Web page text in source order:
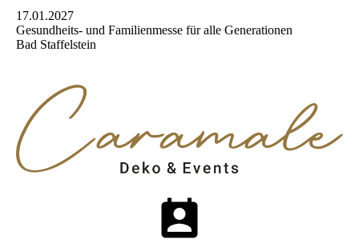
17.01.2027
Gesundheits- und Familienmesse für alle Generationen
Bad Staffelstein